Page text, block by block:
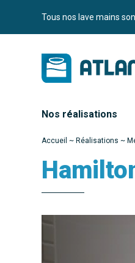
Aller auTous nos lave mains
Nos réalisations
Accueil ~ Réalisations ~